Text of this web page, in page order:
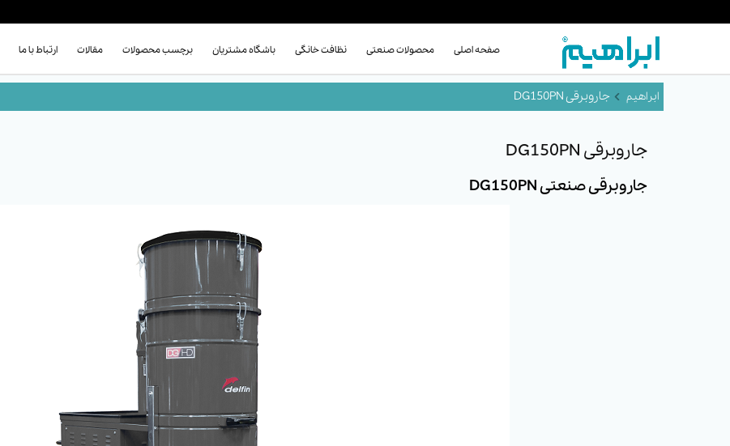
صفحه اصلی محصولات صنعتی نظافت خانگی باشگاه مشتریان برچسب محصولات مقالات ارتباط با ما
جاروبرقی DG150PN
جاروبرقی DG150PN
جاروبرقی صنعتی DG150PN